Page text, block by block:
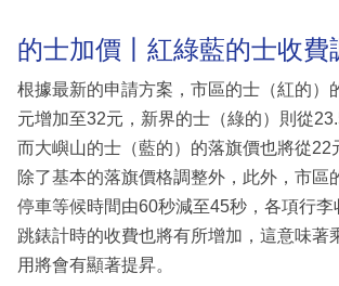
的士加價丨紅綠藍的士收費
根據最新的申請方案，市區的士（紅的）
元增加至32元，新界的士（綠的）則從
而大嶼山的士（藍的）的落旗價也將從22
除了基本的落旗價格調整外，此外，市區
停車等候時間由60秒減至45秒，各項行李
跳錶計時的收費也將有所增加，這意味著
用將會有顯著提昇。